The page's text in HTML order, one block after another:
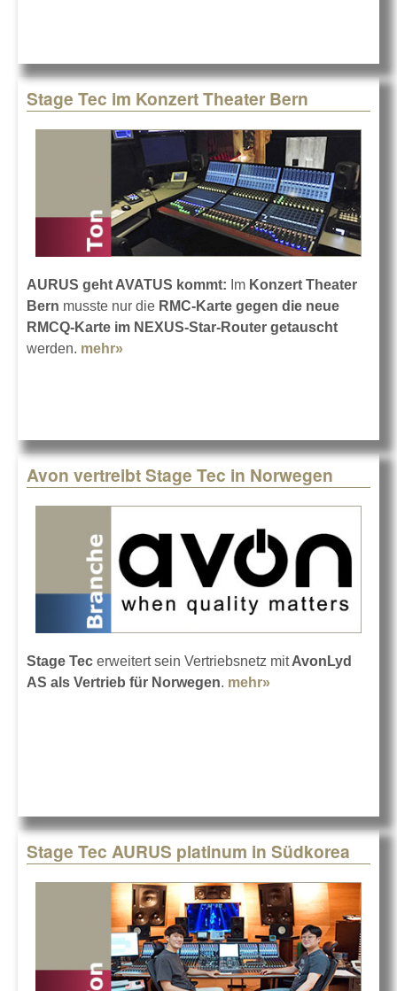
Stage Tec im Konzert Theater Bern
AURUS geht AVATUS kommt: Im Konzert Theater
Bern musste nur die RMC-Karte gegen die neue
RMCQ-Karte im NEXUS-Star-Router getauscht
werden. mehr»
Avon vertreibt Stage Tec in Norwegen
Stage Tec erweitert sein Vertriebsnetz mitAvonLyd
AS als Vertrieb für Norwegen. mehr»
Stage Tec AURUS platinum in Südkorea